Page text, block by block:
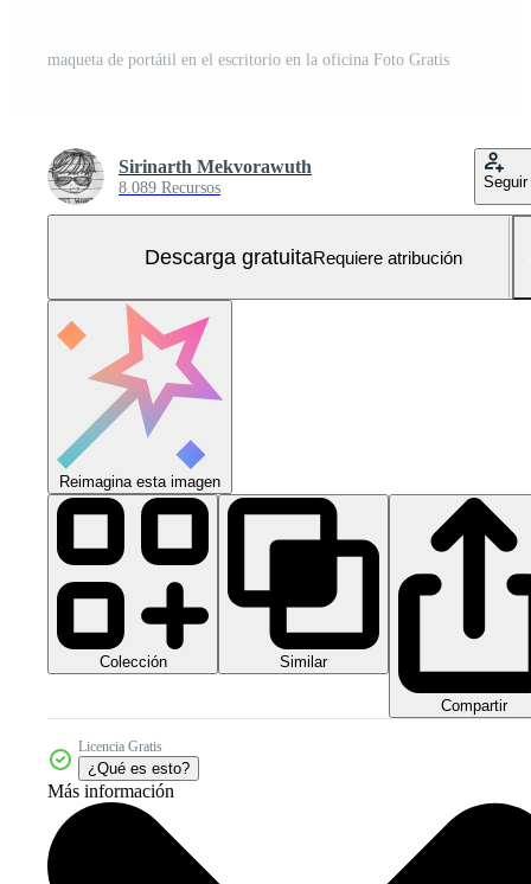
maqueta de portátil en el escritorio en la oficina Foto Gratis
Sirinarth Mekvorawuth
8.089 Recursos Seguir
Descarga gratuitaRequiere atribución
Reimagina esta imagen
Colección Similar
Compartir
Licencia Gratis
¿Qué es esto?
Más información